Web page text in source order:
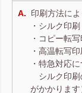
印刷方法に
・シルク印
・コピー転
・高温転写
・特急対応
シルク印刷
がかかります